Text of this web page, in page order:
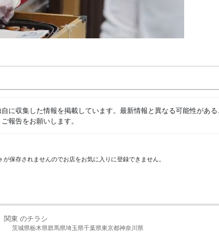
に収集した情報を掲載しています。最新情報と異なる可能性があ
ご報告をお願いします。
保存されませんのでお店をお気に入りに登録できません。
関東 のチラシ
茨城県栃木県群馬県埼玉県千葉県東京都神奈川県